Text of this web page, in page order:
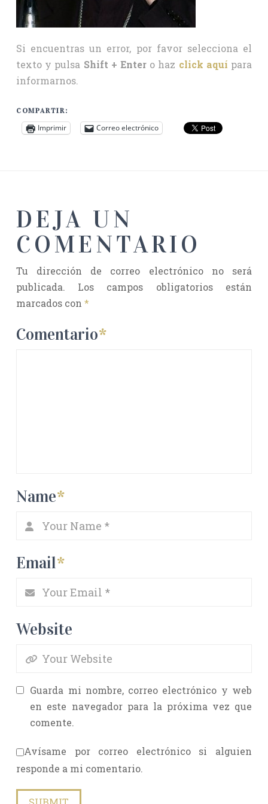
Si encuentras un error, por favor selecciona el
texto y pulsa Shift + Enter o haz click aquí para
informarnos.
COMPARTIR:
Imprimir Correo electrónico
DEJA UN
COMENTARIO
Tu dirección de correo electrónico no será
publicada.
Los campos obligatorios están
marcados con *
Comentario*
Name*
Email*
Website
Guarda mi nombre, correo electrónico y web
en este navegador para la próxima vez que
comente.
Avísame por correo electrónico si alguien
responde a mi comentario.